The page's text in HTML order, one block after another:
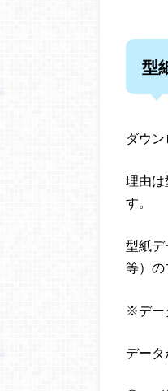
型
ダウ
理由は
す。
型紙デ
等）の
※デー
デー